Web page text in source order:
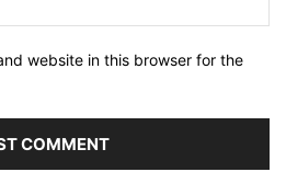
website in this browser for the